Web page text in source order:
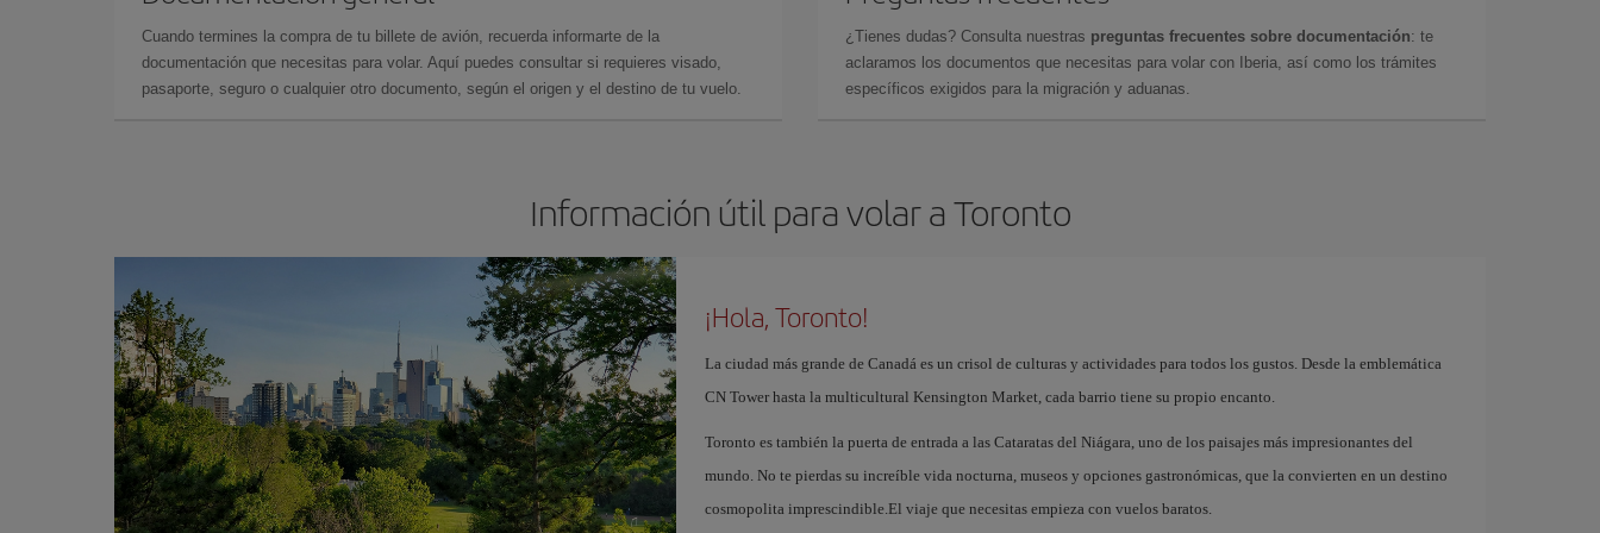
Cuando termines la compra de tu billete de avión, recuerda informarte de la
documentación que necesitas para volar. Aquí puedes consultar si requieres visado,
pasaporte, seguro o cualquier otro documento, según el origen y el destino de tu vuelo.
¿Tienes dudas? Consulta nuestras preguntas frecuentes sobre documentación: te
aclaramos los documentos que necesitas para volar con Iberia, así como los trámites
específicos exigidos para la migración y aduanas.
Información útil para volar a Toronto
¡Hola, Toronto!
La ciudad más grande de Canadá es un crisol de culturas y actividades para todos los gustos. Desde la emblemática
CN Tower hasta la multicultural Kensington Market, cada barrio tiene su propio encanto.
Toronto es también la puerta de entrada a las Cataratas del Niágara, uno de los paisajes más impresionantes del
mundo. No te pierdas su increíble vida nocturna, museos y opciones gastronómicas, que la convierten en un destino
cosmopolita imprescindible.El viaje que necesitas empieza con vuelos baratos.